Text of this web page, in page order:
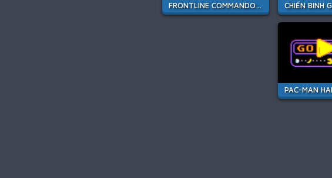
FRONTLINE COMMANDO SHOOTING